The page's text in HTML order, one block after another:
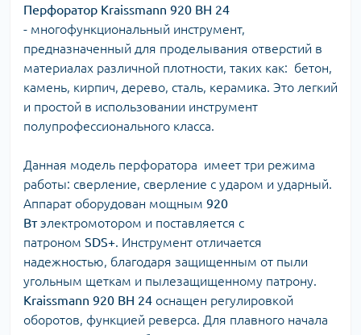
Перфоратор Kraissmann 920 ВН 24
- многофункциональный инструмент,
предназначенный для проделывания отверстий в
материалах различной плотности, таких как: бетон,
камень, кирпич, дерево, сталь, керамика. Это легкий
и простой в использовании инструмент
полупрофессионального класса.
Данная модель перфоратора имеет три режима
работы: сверление, сверление с ударом и ударный.
Аппарат оборудован мощным 920
Втэлектромотором и поставляется с
патроном SDS+. Инструмент отличается
надежностью, благодаря защищенным от пыли
угольным щеткам и пылезащищенному патрону.
Kraissmann 920 BH 24 оснащен регулировкой
оборотов, функцией реверса. Для плавного начала